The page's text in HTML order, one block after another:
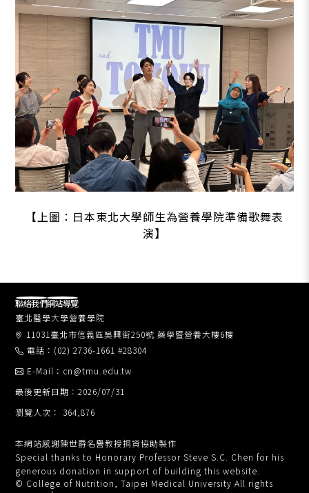
【上圖：日本東北大學師生為營養學院準備歌舞表
演】
臺北醫學大學營養學院
11031臺北市信義區吳興街250號 藥學暨營養大樓6樓
電話：(02) 2736-1661 #28304
瀏覽人次： 364,876
E-Mail：cn@tmu.edu.tw
最後更新日期：2026/07/31
聯絡我們網站導覽
本網站感謝陳世爵名譽教授捐資協助製作
Special thanks to Honorary Professor Steve S.C. Chen for his
generous donation in support of building this website.
© College of Nutrition, Taipei Medical University All rights